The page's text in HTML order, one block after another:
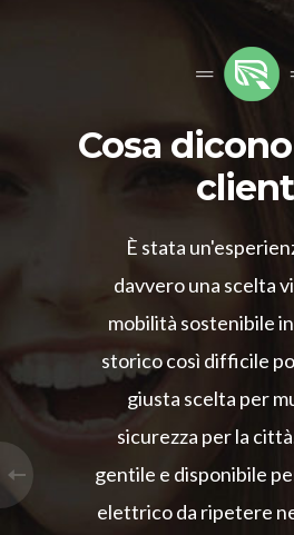
Cosa
È stata
davvero una scelta
mobilità sostenibile
storico così difficile
giusta scelta per
sicurezza per la
gentile e disponibile
elettrico da ripetere